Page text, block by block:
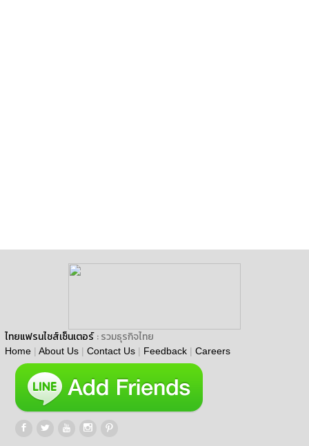
ไทยแฟรนไชส์เซ็นเตอร์ : รวมธุรกิจไทย
Home | About Us | Contact Us | Feedback | Careers